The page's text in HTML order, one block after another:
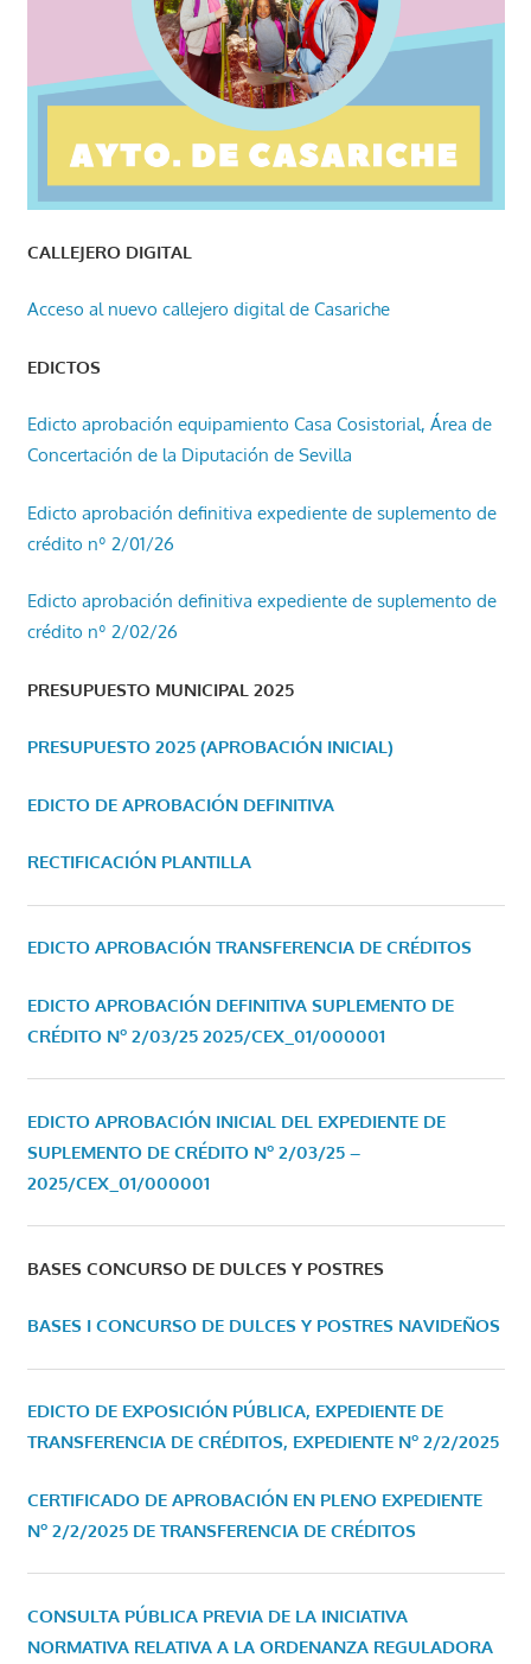
CALLEJERO DIGITAL
Acceso al nuevo callejero digital de Casariche
EDICTOS
Edicto aprobación equipamiento Casa Cosistorial, Área de
Concertación de la Diputación de Sevilla
Edicto aprobación definitiva expediente de suplemento de
crédito nº 2/01/26
Edicto aprobación definitiva expediente de suplemento de
crédito nº 2/02/26
PRESUPUESTO MUNICIPAL 2025
PRESUPUESTO 2025 (APROBACIÓN INICIAL)
EDICTO DE APROBACIÓN DEFINITIVA
RECTIFICACIÓN PLANTILLA
EDICTO APROBACIÓN TRANSFERENCIA DE CRÉDITOS
EDICTO APROBACIÓN DEFINITIVA SUPLEMENTO DE
CRÉDITO Nº 2/03/25 2025/CEX_01/000001
EDICTO APROBACIÓN INICIAL DEL EXPEDIENTE DE
SUPLEMENTO DE CRÉDITO Nº 2/03/25 –
2025/CEX_01/000001
BASES CONCURSO DE DULCES Y POSTRES
BASES I CONCURSO DE DULCES Y POSTRES NAVIDEÑOS
EDICTO DE EXPOSICIÓN PÚBLICA, EXPEDIENTE DE
TRANSFERENCIA DE CRÉDITOS, EXPEDIENTE Nº 2/2/2025
CERTIFICADO DE APROBACIÓN EN PLENO EXPEDIENTE
Nº 2/2/2025 DE TRANSFERENCIA DE CRÉDITOS
CONSULTA PÚBLICA PREVIA DE LA INICIATIVA
NORMATIVA RELATIVA A LA ORDENANZA REGULADORA